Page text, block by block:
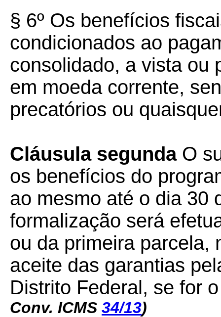
§ 6º Os benefícios
condicionados ao
consolidado, a vista ou
em moeda corrente,
precatórios ou
Cláusula segundaO
os benefícios do
ao mesmo até o dia 30
formalização será
ou da primeira parcela,
aceite das garantias
Distrito Federal, se for
Conv. ICMS 34/13)